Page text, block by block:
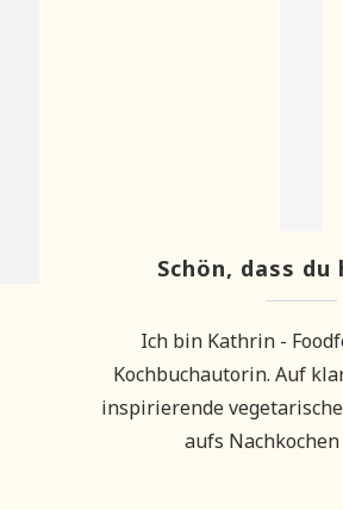
Schön, dass
Ich bin Kathrin -
Kochbuchautorin. Auf
inspirierende
aufs Nachkochen